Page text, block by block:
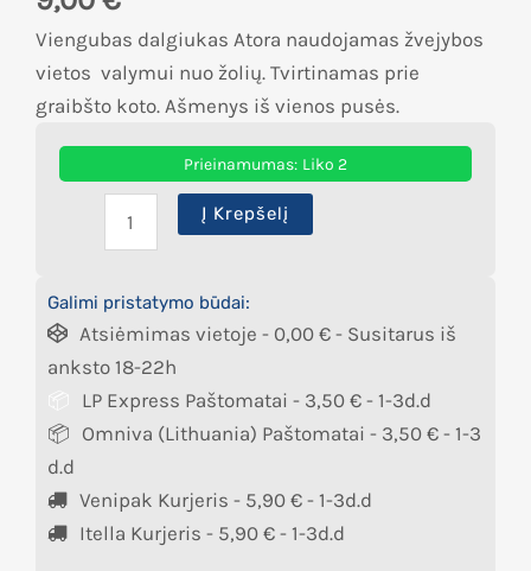
Viengubas dalgiukas Atora naudojamas žvejybos
vietos valymui nuo žolių. Tvirtinamas prie
graibšto koto. Ašmenys iš vienos pusės.
Prieinamumas: Liko 2
Į Krepšelį
Galimi pristatymo būdai:
Atsiėmimas vietoje - 0,00 € - Susitarus iš
anksto 18-22h
LP Express Paštomatai - 3,50 € - 1-3d.d
Omniva (Lithuania) Paštomatai - 3,50 € - 1-3
d.d
Venipak Kurjeris - 5,90 € - 1-3d.d
Itella Kurjeris - 5,90 € - 1-3d.d